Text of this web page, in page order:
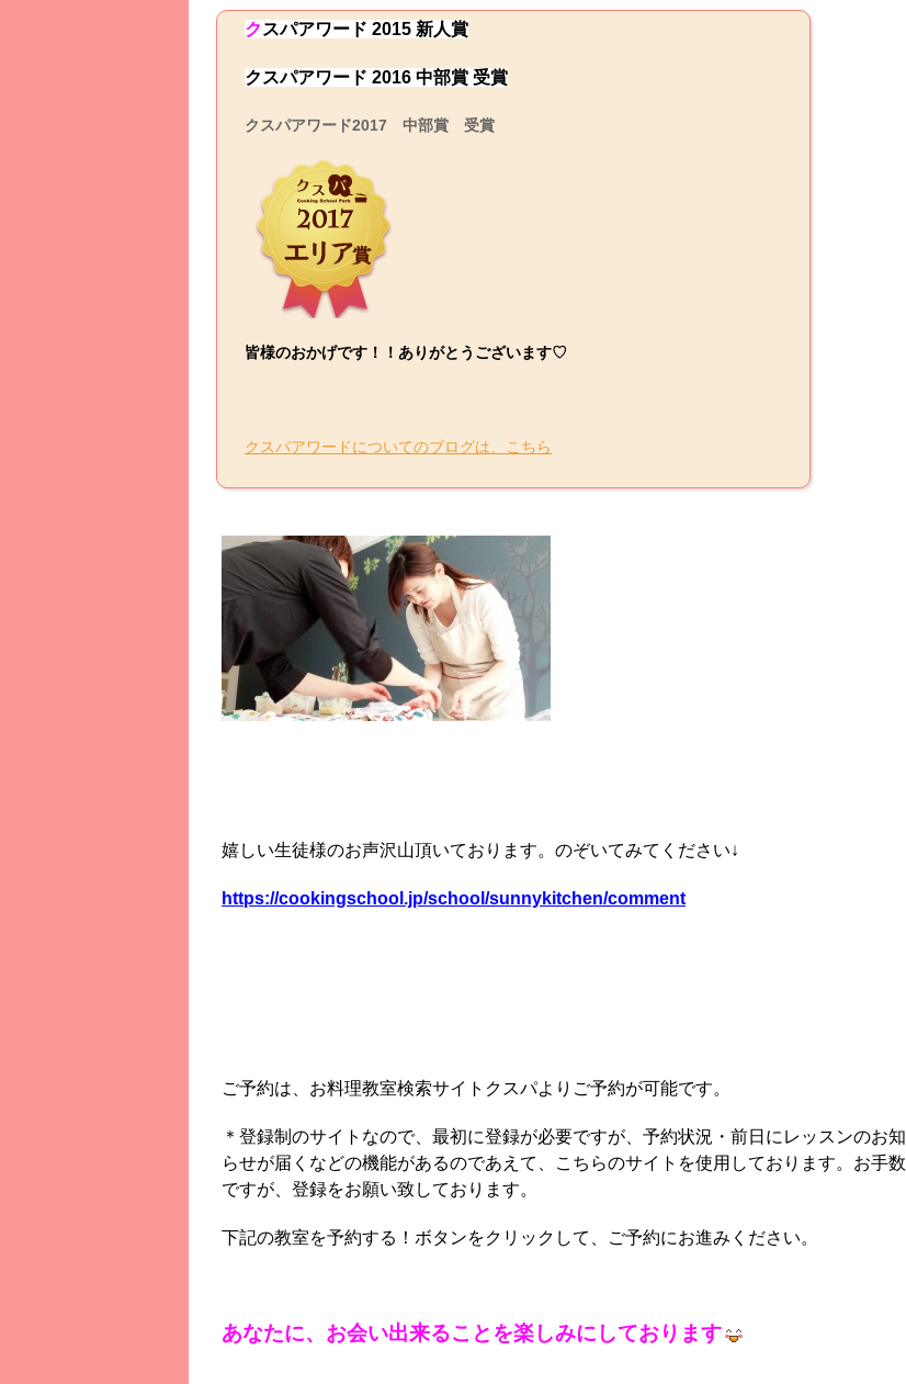
ク スパアワード 2015 新人賞
クスパアワード 2016 中部賞 受賞
クスパアワード2017 中部賞 受賞
皆様のおかげです！！ありがとうございます♡
クスパアワードについてのブログは、こちら
嬉しい生徒様のお声沢山頂いております。のぞいてみてください↓
https://cookingschool.jp/school/sunnykitchen/comment
ご予約は、お料理教室検索サイトクスパよりご予約が可能です。
＊登録制のサイトなので、最初に登録が必要ですが、予約状況・前日にレッスンのお知
らせが届くなどの機能があるのであえて、こちらのサイトを使用しております。お手数
ですが、登録をお願い致しております。
下記の教室を予約する！ボタンをクリックして、ご予約にお進みください。
あなたに、お会い出来ることを楽しみにしております